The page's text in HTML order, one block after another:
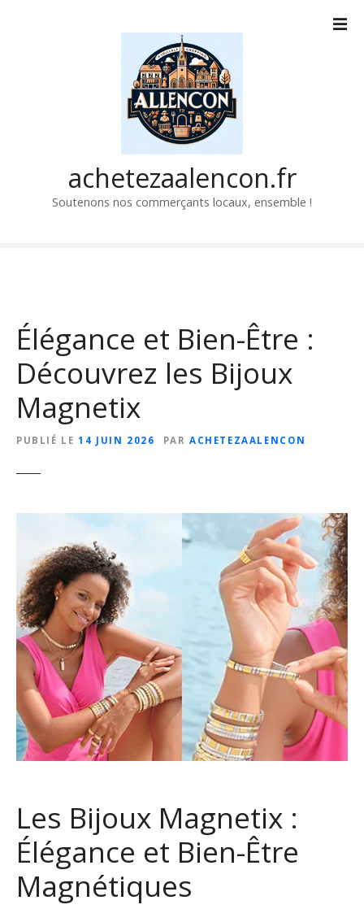
achetezaalencon.fr
Soutenons nos commerçants locaux, ensemble !
Élégance et Bien-Être :
Découvrez les Bijoux
Magnetix
PUBLIÉ LE 14 JUIN 2026 PAR ACHETEZAALENCON
Les Bijoux Magnetix :
Élégance et Bien-Être
Magnétiques